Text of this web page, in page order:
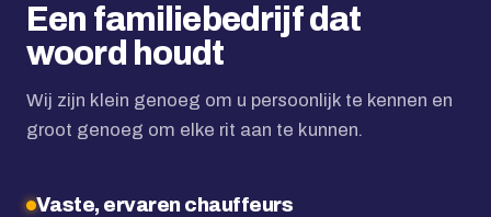
Een familiebedrijf dat
woord houdt
Wij zijn klein genoeg om u persoonlijk te kennen en
groot genoeg om elke rit aan te kunnen.
Vaste, ervaren chauffeurs